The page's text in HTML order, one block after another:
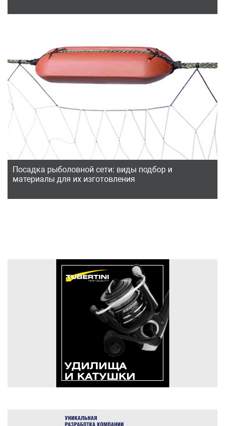
Посадка рыболовной сети: виды подбор и
материалы для их изготовления